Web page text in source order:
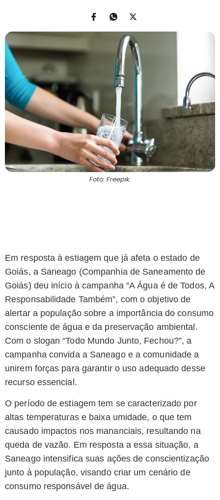
Foto: Freepik.
Em resposta à estiagem que já afeta o estado de
Goiás, a Saneago (Companhia de Saneamento de
Goiás) deu início à campanha “A Água é de Todos, A
Responsabilidade Também”, com o objetivo de
alertar a população sobre a importância do consumo
consciente de água e da preservação ambiental.
Com o slogan “Todo Mundo Junto, Fechou?”, a
campanha convida a Saneago e a comunidade a
unirem forças para garantir o uso adequado desse
recurso essencial.
O período de estiagem tem se caracterizado por
altas temperaturas e baixa umidade, o que tem
causado impactos nos mananciais, resultando na
queda de vazão. Em resposta a essa situação, a
Saneago intensifica suas ações de conscientização
junto à população, visando criar um cenário de
consumo responsável de água.